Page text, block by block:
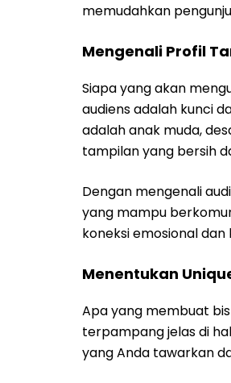
memudahkan
Mengenali Profil
Siapa yang akan
audiens adalah kunci
adalah anak muda,
tampilan yang bersih
Dengan mengenali
yang mampu
koneksi emosional
Menentukan
Apa yang membuat
terpampang jelas di
yang Anda tawarkan